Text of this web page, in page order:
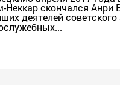
Неккар скончался Анри
деятелей